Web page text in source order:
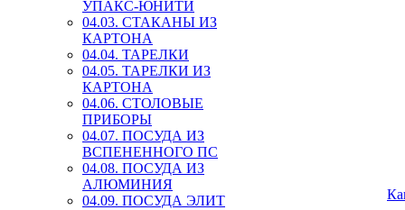
УПАКС-ЮНИТИ
04.03. СТАКАНЫ ИЗ
КАРТОНА
04.04. ТАРЕЛКИ
04.05. ТАРЕЛКИ ИЗ
КАРТОНА
04.06. СТОЛОВЫЕ
ПРИБОРЫ
04.07. ПОСУДА ИЗ
ВСПЕНЕННОГО ПС
04.08. ПОСУДА ИЗ
АЛЮМИНИЯ
04.09. ПОСУДА ЭЛИТ